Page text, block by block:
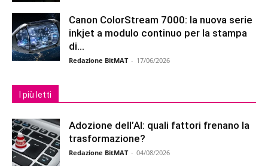
Canon ColorStream 7000: la nuova serie
inkjet a modulo continuo per la stampa
di...
Redazione BitMAT - 17/06/2026
I più letti
Adozione dell’AI: quali fattori frenano la
trasformazione?
Redazione BitMAT - 04/08/2026